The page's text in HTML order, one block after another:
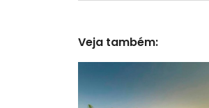
Veja também: